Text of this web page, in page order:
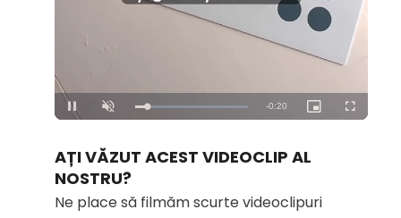
Unmute Loaded:
100.00%
AȚI VĂZUT ACEST VIDEOCLIP AL
NOSTRU?
Ne place să filmăm scurte videoclipuri